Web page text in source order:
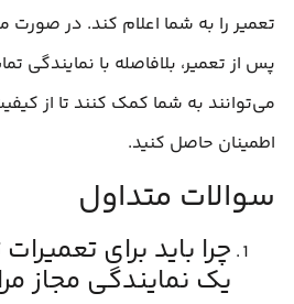
تعمیر را به شما اعلام کند. در
پس از تعمیر، بلافاصله با نمایندگی
می‌توانند به شما کمک کنند تا از
اطمینان حاصل کنید.
سوالات متداول
چرا باید برای
یک نمایندگی مجاز